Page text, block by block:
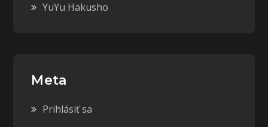
YuYu Hakusho
Meta
Prihlásiť sa